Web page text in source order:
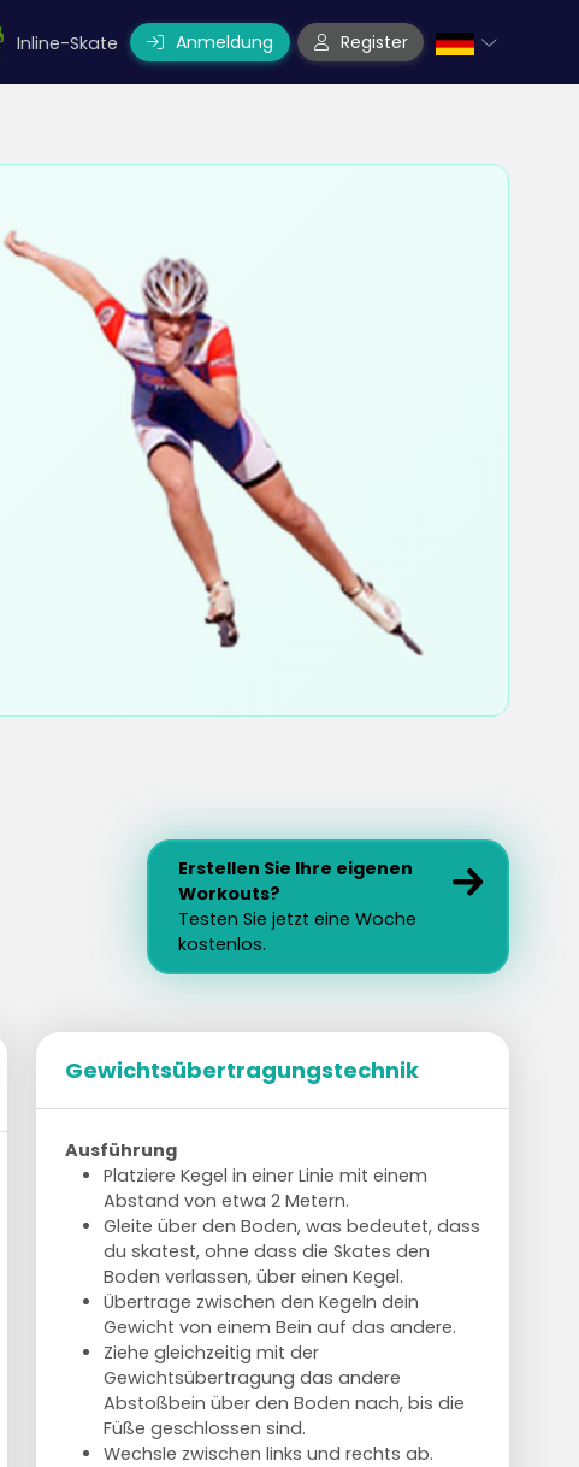
Inline-Skate Anmeldung Register
Erstellen Sie Ihre eigenen
Workouts?
Testen Sie jetzt eine Woche
kostenlos.
Gewichtsübertragungstechnik
Ausführung
Platziere Kegel in einer Linie mit einem
Abstand von etwa 2 Metern.
Gleite über den Boden, was bedeutet, dass
du skatest, ohne dass die Skates den
Boden verlassen, über einen Kegel.
Übertrage zwischen den Kegeln dein
Gewicht von einem Bein auf das andere.
Ziehe gleichzeitig mit der
Gewichtsübertragung das andere
Abstoßbein über den Boden nach, bis die
Füße geschlossen sind.
Wechsle zwischen links und rechts ab.